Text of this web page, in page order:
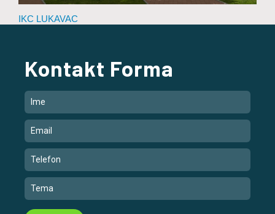
IKC LUKAVAC
Kontakt Forma